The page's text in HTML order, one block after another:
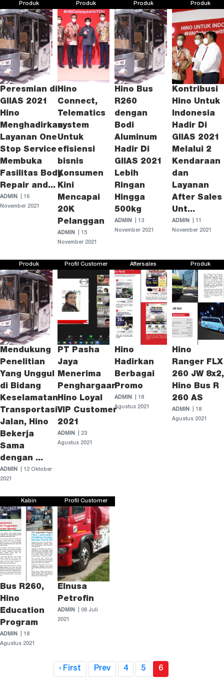
Produk
Peresmian di
GIIAS 2021
Hino
Menghadirkan
Layanan One
Stop Service
Membuka
Fasilitas Body
Repair and...
ADMIN | 16
November 2021
Produk
Hino
Connect,
Telematics
system
Untuk
efisiensi
bisnis
Konsumen
Kini
Mencapai
20K
Pelanggan
ADMIN| 15
November 2021
Produk
Hino Bus
R260
dengan
Bodi
Aluminum
Hadir Di
GIIAS 2021
Lebih
Ringan
Hingga
500kg
ADMIN | 13
November 2021
Produk
Kontribusi
Hino Untuk
Indonesia
Hadir Di
GIIAS 2021
Melalui 2
Kendaraan
dan
Layanan
After Sales
Unt...
ADMIN| 11
November 2021
Produk
Mendukung
Penelitian
Yang Unggul
di Bidang
Keselamatan
Transportasi
Jalan, Hino
Bekerja
Sama
dengan ...
ADMIN | 12 Oktober
2021
Profil Customer
PT Pasha
Jaya
Menerima
Penghargaan
Hino Loyal
VIP Customer
2021
ADMIN| 23
Agustus 2021
Aftersales
Hino
Hadirkan
Berbagai
Promo
ADMIN | 18
Agustus 2021
Produk
Hino
Ranger FLX
260 JW 8x2,
Hino Bus R
260 AS
ADMIN| 18
Agustus 2021
Kabin
Bus R260,
Hino
Education
Program
ADMIN | 18
Agustus 2021
Profil Customer
Elnusa
Petrofin
ADMIN| 06 Juli
2021
‹ First Prev 4 5 6(current)